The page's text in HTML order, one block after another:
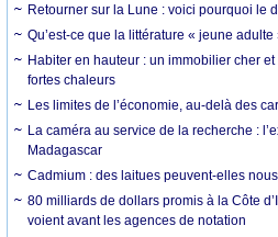
Retourner sur la Lune : voici pourquoi le
Qu’est-ce que la littérature « jeune adulte
Habiter en hauteur : un immobilier cher
fortes chaleurs
Les limites de l’économie, au-delà des
La caméra au service de la recherche :
Madagascar
Cadmium : des laitues peuvent-elles
80 milliards de dollars promis à la Côte
voient avant les agences de notation